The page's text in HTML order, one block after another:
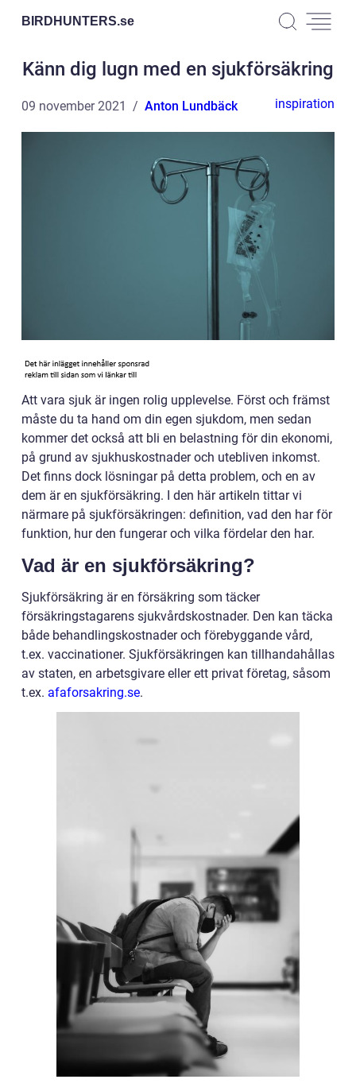
BIRDHUNTERS.se
Känn dig lugn med en sjukförsäkring
09 november 2021 Anton Lundbäck inspiration
Att vara sjuk är ingen rolig upplevelse. Först och främst
måste du ta hand om din egen sjukdom, men sedan
kommer det också att bli en belastning för din ekonomi,
på grund av sjukhuskostnader och utebliven inkomst.
Det finns dock lösningar på detta problem, och en av
dem är en sjukförsäkring. I den här artikeln tittar vi
närmare på sjukförsäkringen: definition, vad den har för
funktion, hur den fungerar och vilka fördelar den har.
Vad är en sjukförsäkring?
Sjukförsäkring är en försäkring som täcker
försäkringstagarens sjukvårdskostnader. Den kan täcka
både behandlingskostnader och förebyggande vård,
t.ex. vaccinationer. Sjukförsäkringen kan tillhandahållas
av staten, en arbetsgivare eller ett privat företag, såsom
t.ex. afaforsakring.se.